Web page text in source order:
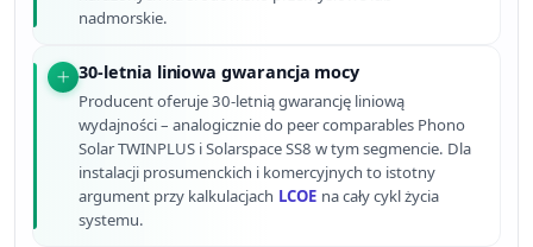
nadmorskie.
30-letnia liniowa gwarancja mocy
Producent oferuje 30-letnią gwarancję liniową
wydajności – analogicznie do peer comparables Phono
Solar TWINPLUS i Solarspace SS8 w tym segmencie. Dla
instalacji prosumenckich i komercyjnych to istotny
argument przy kalkulacjach LCOE na cały cykl życia
systemu.